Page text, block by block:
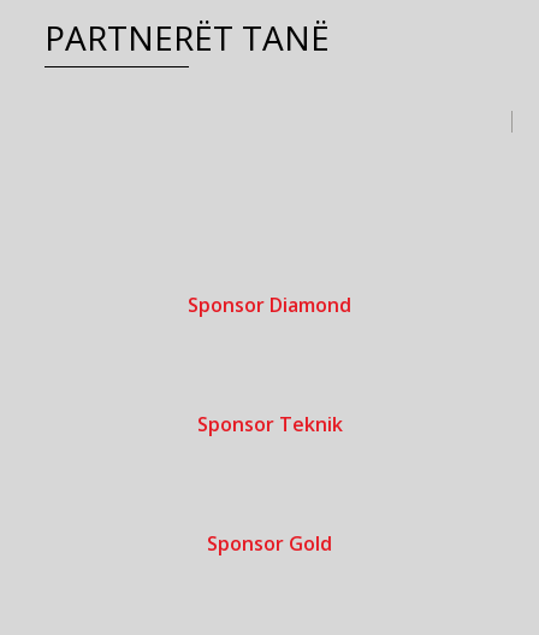
PARTNERËT TANË
Sponsor Diamond
Sponsor Teknik
Sponsor Gold